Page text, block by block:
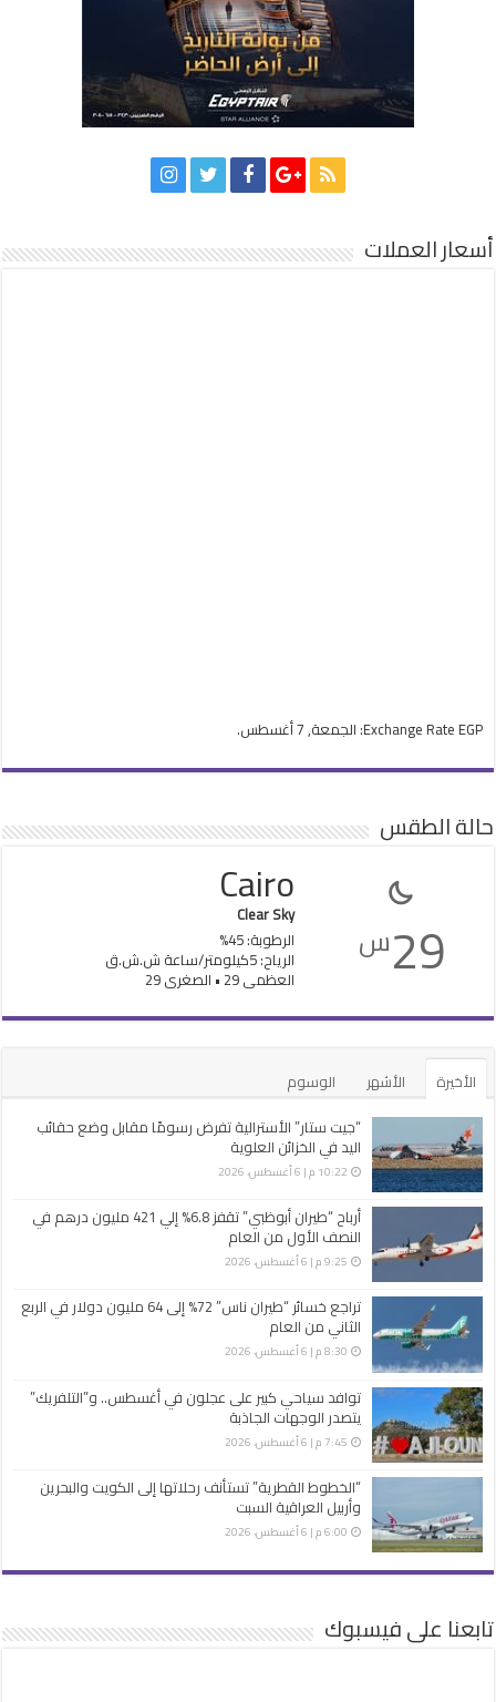
أسعار العملات
Exchange Rate EGP : الجمعة, 7 أغسطس.
حالة الطقس
29س
Cairo
Clear Sky
الرطوبة: 45%
الرياح: 5كيلومتر/ساعة ش.ش.ق‎
العظمى 29 • الصغرى 29
الأخيرة الأشهر
الوسوم
“جيت ستار” الأسترالية تفرض رسومًا مقابل وضع حقائب
اليد في الخزائن العلوية
10:22 م | 6 أغسطس، 2026
أرباح “طيران أبوظبي” تقفز 6.8% إلي 421 مليون درهم في
النصف الأول من العام
9:25 م | 6 أغسطس، 2026
تراجع خسائر “طيران ناس” 72% إلى 64 مليون دولار في الربع
الثاني من العام
8:30 م | 6 أغسطس، 2026
توافد سياحي كبير على عجلون في أغسطس.. و”التلفريك”
يتصدر الوجهات الجاذبة
7:45 م | 6 أغسطس، 2026
“الخطوط القطرية” تستأنف رحلاتها إلى الكويت والبحرين
وأربيل العراقية السبت
6:00 م | 6 أغسطس، 2026
تابعنا على فيسبوك